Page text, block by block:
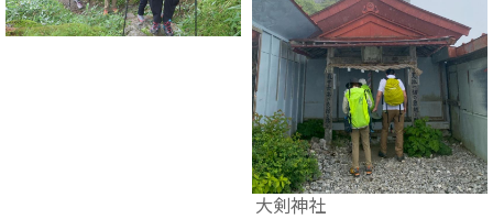
大剣神社